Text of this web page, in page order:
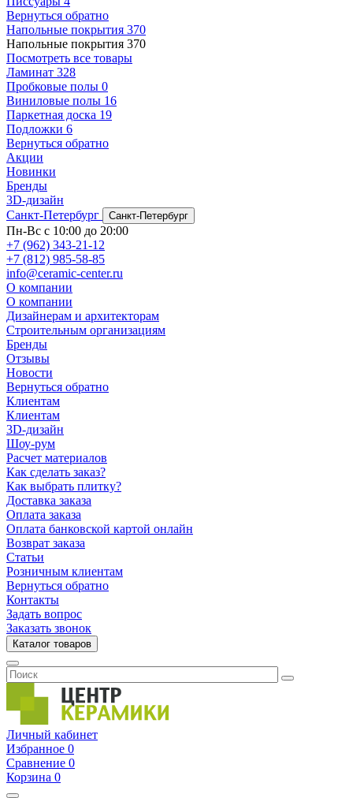
Вернуться обратно
Напольные покрытия 370
Напольные покрытия 370
Посмотреть все товары
Ламинат 328
Пробковые полы 0
Виниловые полы 16
Паркетная доска 19
Подложки 6
Вернуться обратно
Акции
Новинки
Бренды
3D-дизайн
Санкт-Петербург
Санкт-Петербург
Пн-Вс с 10:00 до 20:00
+7 (962) 343-21-12
+7 (812) 985-58-85
info@ceramic-center.ru
О компании
О компании
Дизайнерам и архитекторам
Строительным организациям
Бренды
Отзывы
Новости
Вернуться обратно
Клиентам
Клиентам
3D-дизайн
Шоу-рум
Расчет материалов
Как сделать заказ?
Как выбрать плитку?
Доставка заказа
Оплата заказа
Оплата банковской картой онлайн
Возврат заказа
Статьи
Розничным клиентам
Вернуться обратно
Контакты
Задать вопрос
Заказать звонок
Каталог товаров
Личный кабинет
Избранное 0
Сравнение 0
Корзина 0